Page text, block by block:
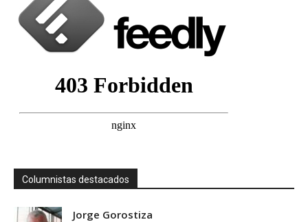
Columnistas destacados
Jorge Gorostiza